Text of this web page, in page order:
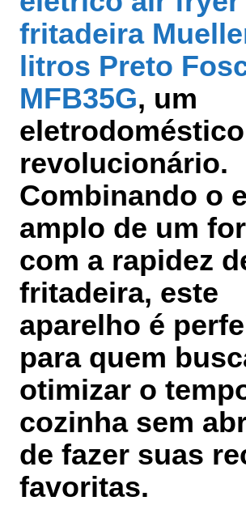
fritadeira
litros Preto
MFB35G, um
eletrodoméstico
revolucionário.
Combinando o
amplo de um
com a rapidez
fritadeira, este
aparelho é
para quem
otimizar o
cozinha sem
de fazer suas
favoritas.